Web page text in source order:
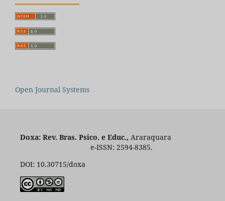
Open Journal Systems
Doxa: Rev. Bras. Psico. e Educ., Araraquara
e-ISSN: 2594-8385.
DOI: 10.30715/doxa